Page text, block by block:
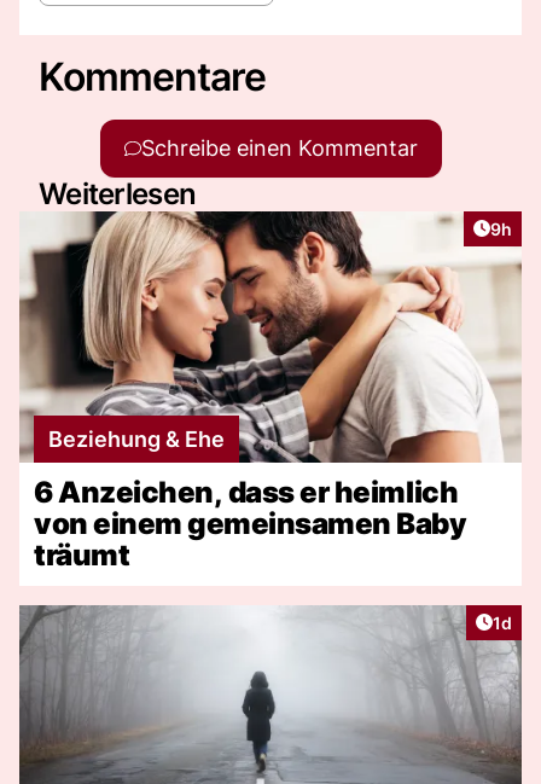
Kommentare
Schreibe einen Kommentar
Weiterlesen
9h
Beziehung & Ehe
6 Anzeichen, dass er heimlich
von einem gemeinsamen Baby
träumt
1d